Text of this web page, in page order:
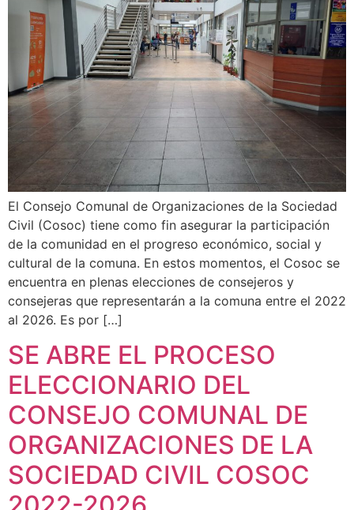
El Consejo Comunal de Organizaciones de la Sociedad
Civil (Cosoc) tiene como fin asegurar la participación
de la comunidad en el progreso económico, social y
cultural de la comuna. En estos momentos, el Cosoc se
encuentra en plenas elecciones de consejeros y
consejeras que representarán a la comuna entre el 2022
al 2026. Es por […]
SE ABRE EL PROCESO
ELECCIONARIO DEL
CONSEJO COMUNAL DE
ORGANIZACIONES DE LA
SOCIEDAD CIVIL COSOC